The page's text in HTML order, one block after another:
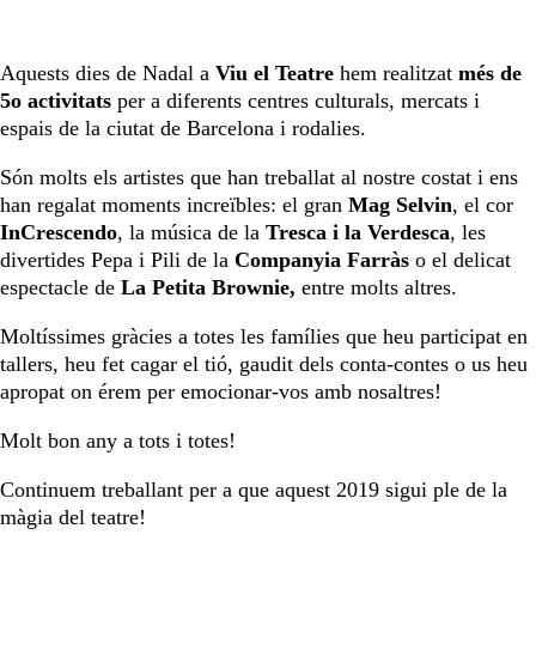
Aquests dies de Nadal a Viu el Teatre hem realitzat més de
5o activitats per a diferents centres culturals, mercats i
espais de la ciutat de Barcelona i rodalies.
Són molts els artistes que han treballat al nostre costat i ens
han regalat moments increïbles: el gran Mag Selvin, el cor
InCrescendo, la música de la Tresca i la Verdesca, les
divertides Pepa i Pili de la Companyia Farràs o el delicat
espectacle de La Petita Brownie, entre molts altres.
Moltíssimes gràcies a totes les famílies que heu participat en
tallers, heu fet cagar el tió, gaudit dels conta-contes o us heu
apropat on érem per emocionar-vos amb nosaltres!
Molt bon any a tots i totes!
Continuem treballant per a que aquest 2019 sigui ple de la
màgia del teatre!